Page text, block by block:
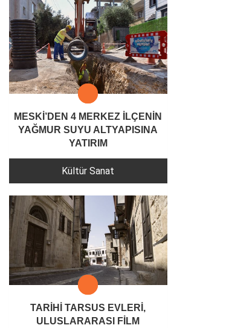
MESKİ’DEN 4 MERKEZ İLÇENİN
YAĞMUR SUYU ALTYAPISINA
YATIRIM
Kültür Sanat
TARİHİ TARSUS EVLERİ,
ULUSLARARASI FİLM